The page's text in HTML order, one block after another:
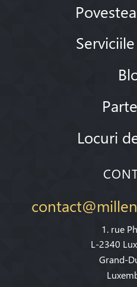
Locuri
1. rue
L-2340
Grand-